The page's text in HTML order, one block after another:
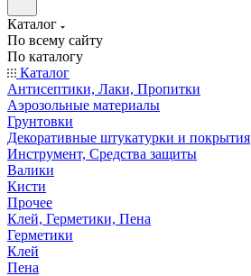
Каталог
По всему сайту
По каталогу
Каталог
Антисептики, Лаки, Пропитки
Аэрозольные материалы
Грунтовки
Декоративные штукатурки и покрытия
Инструмент, Средства защиты
Валики
Кисти
Прочее
Клей, Герметики, Пена
Герметики
Клей
Пена